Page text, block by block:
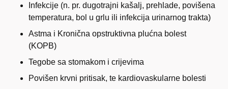
Infekcije (n. pr. dugotrajni kašalj, prehlade, povišena
temperatura, bol u grlu ili infekcija urinarnog trakta)
Astma i Kronična opstruktivna plućna bolest
(KOPB)
Tegobe sa stomakom i crijevima
Povišen krvni pritisak, te kardiovaskularne bolesti